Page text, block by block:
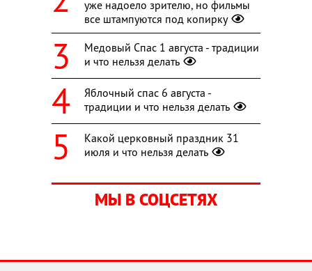
уже надоело зрителю, но фильмы
все штампуются под копирку
Медовый Спас 1 августа - традиции
и что нельзя делать
Яблочный спас 6 августа -
традиции и что нельзя делать
Какой церковный праздник 31
июля и что нельзя делать
МЫ В СОЦСЕТЯХ